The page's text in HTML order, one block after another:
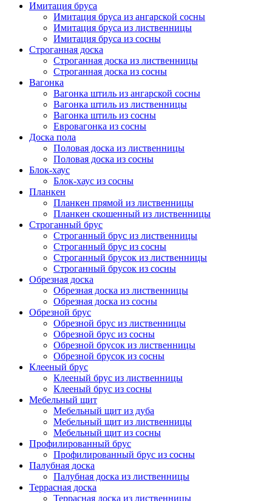
Имитация бруса
Имитация бруса из ангарской сосны
Имитация бруса из лиственницы
Имитация бруса из сосны
Строганная доска
Строганная доска из лиственницы
Строганная доска из сосны
Вагонка
Вагонка штиль из ангарской сосны
Вагонка штиль из лиственницы
Вагонка штиль из сосны
Евровагонка из сосны
Доска пола
Половая доска из лиственницы
Половая доска из сосны
Блок-хаус
Блок-хаус из сосны
Планкен
Планкен прямой из лиственницы
Планкен скошенный из лиственницы
Строганный брус
Строганный брус из лиственницы
Строганный брус из сосны
Строганный брусок из лиственницы
Строганный брусок из сосны
Обрезная доска
Обрезная доска из лиственницы
Обрезная доска из сосны
Обрезной брус
Обрезной брус из лиственницы
Обрезной брус из сосны
Обрезной брусок из лиственницы
Обрезной брусок из сосны
Клееный брус
Клееный брус из лиственницы
Клееный брус из сосны
Мебельный щит
Мебельный щит из дуба
Мебельный щит из лиственницы
Мебельный щит из сосны
Профилированный брус
Профилированный брус из сосны
Палубная доска
Палубная доска из лиственницы
Террасная доска
Террасная доска из лиственницы